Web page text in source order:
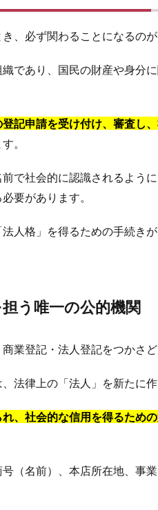
、必ず関わることになるのが
であり、国民の財産や身分
記申請を受け付け、審査し
。
で社会的に認識されるよう
要があります。
人格」を得るための手続き
う唯一の公的機関
業登記・法人登記をつかさど
法律上の「法人」を新たに作
、社会的な信用を得るため
（名前）、本店所在地、事